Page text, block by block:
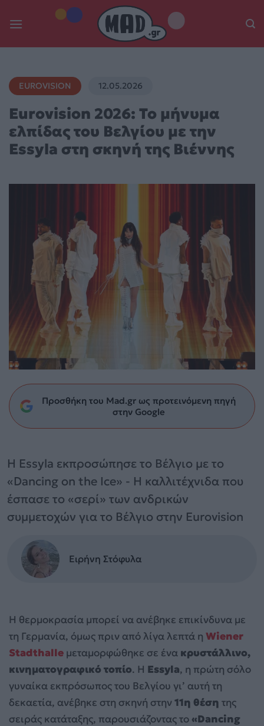
EUROVISION 12.05.2026
Eurovision 2026: Το μήνυμα
ελπίδας του Βελγίου με την
Essyla στη σκηνή της Βιέννης
Προσθήκη του Mad.gr ως προτεινόμενη πηγή
στην Google
Η Essyla εκπροσώπησε το Βέλγιο με το
«Dancing on the Ice» - Η καλλιτέχνιδα που
έσπασε το «σερί» των ανδρικών
συμμετοχών για το Βέλγιο στην Eurovision
Ειρήνη Στόφυλα
Η θερμοκρασία μπορεί να ανέβηκε επικίνδυνα με
τη Γερμανία, όμως πριν από λίγα λεπτά η Wiener
Stadthalle μεταμορφώθηκε σε ένα κρυστάλλινο,
κινηματογραφικό τοπίο. Η Essyla, η πρώτη σόλο
γυναίκα εκπρόσωπος του Βελγίου γι’ αυτή τη
δεκαετία, ανέβηκε στη σκηνή στην11η θέση της
σειράς κατάταξης, παρουσιάζοντας το«Dancing